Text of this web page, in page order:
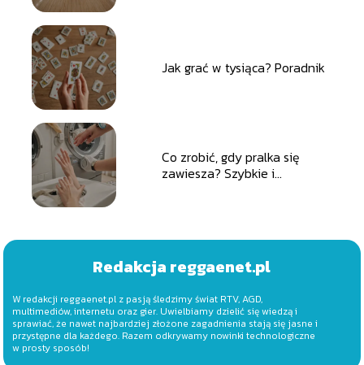
Jak grać w tysiąca? Poradnik
Co zrobić, gdy pralka się
zawiesza? Szybkie i
Redakcja reggaenet.pl
W redakcji reggaenet.pl z pasją śledzimy świat RTV, AGD,
multimediów, internetu oraz gier. Uwielbiamy dzielić się wiedzą i
sprawiać, że nawet najbardziej złożone zagadnienia stają się jasne i
przystępne dla każdego. Razem odkrywamy nowinki technologiczne
w prosty sposób!